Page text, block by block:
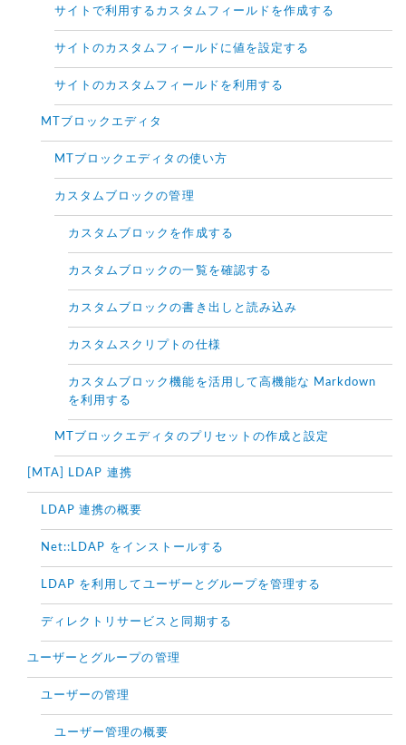
サイトで利用するカスタムフィールドを作成する
サイトのカスタムフィールドに値を設定する
サイトのカスタムフィールドを利用する
MTブロックエディタ
MTブロックエディタの使い方
カスタムブロックの管理
カスタムブロックを作成する
カスタムブロックの一覧を確認する
カスタムブロックの書き出しと読み込み
カスタムスクリプトの仕様
カスタムブロック機能を活用して高機能な Markdown
を利用する
MTブロックエディタのプリセットの作成と設定
[MTA] LDAP 連携
LDAP 連携の概要
Net::LDAP をインストールする
LDAP を利用してユーザーとグループを管理する
ディレクトリサービスと同期する
ユーザーとグループの管理
ユーザーの管理
ユーザー管理の概要